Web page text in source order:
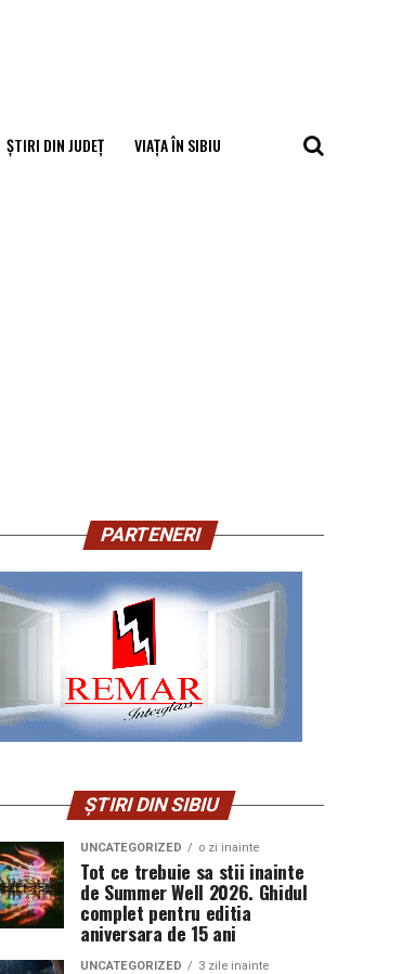
ȘTIRI DIN JUDEȚ VIAȚA ÎN SIBIU
PARTENERI
ȘTIRI DIN SIBIU
UNCATEGORIZED o zi inainte
Tot ce trebuie sa stii inainte
de Summer Well 2026. Ghidul
complet pentru editia
aniversara de 15 ani
UNCATEGORIZED 3 zile inainte